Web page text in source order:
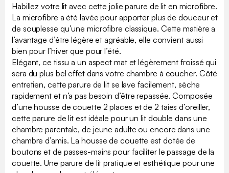
Habillez votre lit avec cette jolie parure de lit en microfibre.
La microfibre a été lavée pour apporter plus de douceur et
de souplesse qu’une microfibre classique. Cette matière a
l’avantage d’être légère et agréable, elle convient aussi
bien pour l’hiver que pour l’été.
Elégant, ce tissu a un aspect mat et légèrement froissé qui
sera du plus bel effet dans votre chambre à coucher. Côté
entretien, cette parure de lit se lave facilement, sèche
rapidement et n’a pas besoin d’être repassée. Composée
d’une housse de couette 2 places et de 2 taies d’oreiller,
cette parure de lit est idéale pour un lit double dans une
chambre parentale, de jeune adulte ou encore dans une
chambre d’amis. La housse de couette est dotée de
boutons et de passes-mains pour faciliter le passage de la
couette. Une parure de lit pratique et esthétique pour une